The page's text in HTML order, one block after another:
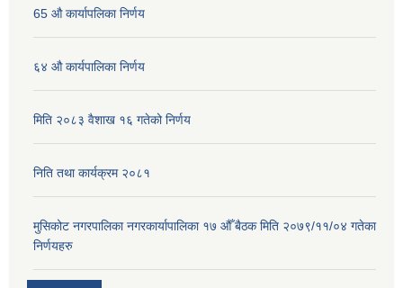
65 औ कार्यापलिका निर्णय
६४ औ कार्यपालिका निर्णय
मिति २०८३ वैशाख १६ गतेको निर्णय
निति तथा कार्यक्रम २०८१
मुसिकोट नगरपालिका नगरकार्यापालिका १७ औँ बैठक मिति २०७९/११/०४ गतेका
निर्णयहरु